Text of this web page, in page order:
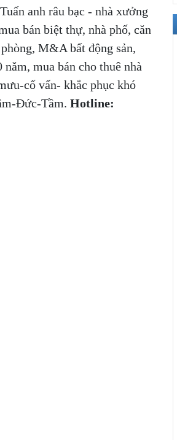
anh râu bạc - nhà xưởng
bán biệt thự, nhà phố, căn
M&A bất động sản,
mua bán cho thuê nhà
cố vấn- khắc phục khó
Đức-Tầm. Hotline: